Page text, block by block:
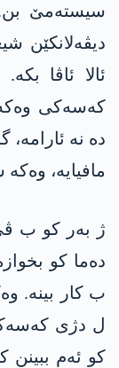
سیستەمێ بن.
دیڤەلانکێن
ئالا ئاڤا
کەسەکی وەکە
دە نە
مافیایە،
ژ بەر کو ب
دەما کو
ب کار بینە.
ل دژی
کو ئەم